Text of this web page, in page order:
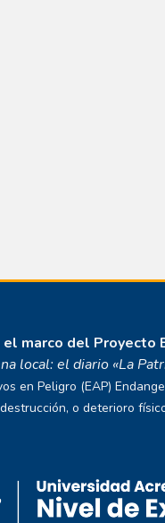
marco del Proyecto
local: el diario «La
en Peligro (EAP)
o deterioro